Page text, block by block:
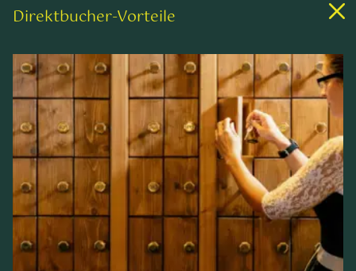
Österreich
hotel@praegant.at
Links
Zimmer & Preise
Wellness & Spa
Freizeitaktivitäten
Kontakt & Service
Blog
Direktbucher-Vorteile